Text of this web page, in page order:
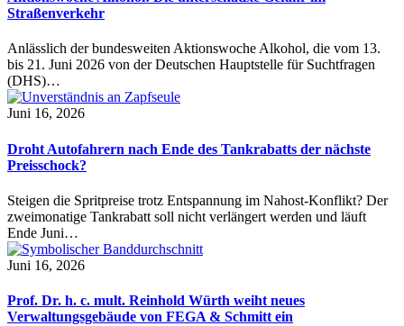
Straßenverkehr
Anlässlich der bundesweiten Aktionswoche Alkohol, die vom 13.
bis 21. Juni 2026 von der Deutschen Hauptstelle für Suchtfragen
(DHS)…
Juni 16, 2026
Droht Autofahrern nach Ende des Tankrabatts der nächste
Preisschock?
Steigen die Spritpreise trotz Entspannung im Nahost-Konflikt? Der
zweimonatige Tankrabatt soll nicht verlängert werden und läuft
Ende Juni…
Juni 16, 2026
Prof. Dr. h. c. mult. Reinhold Würth weiht neues
Verwaltungsgebäude von FEGA & Schmitt ein